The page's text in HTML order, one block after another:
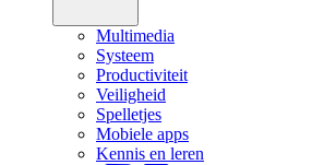
Multimedia
Systeem
Productiviteit
Veiligheid
Spelletjes
Mobiele apps
Kennis en leren